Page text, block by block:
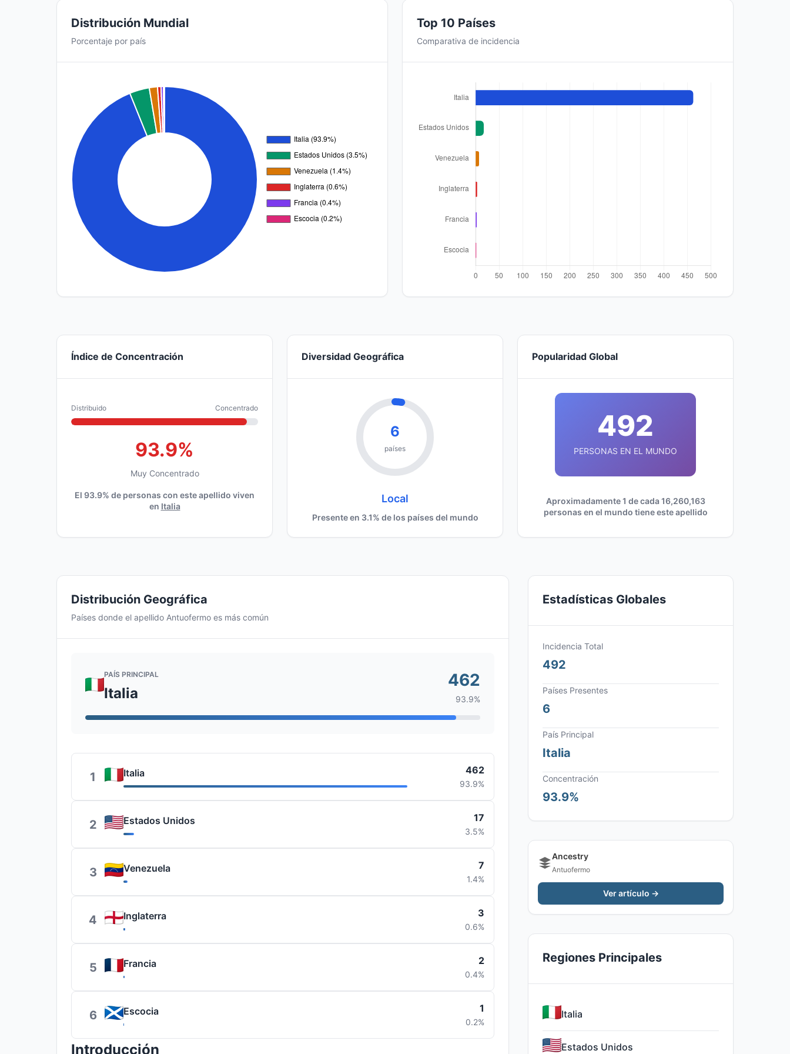
Distribución Mundial
Porcentaje por país
Top 10 Países
Comparativa de incidencia
Índice de Concentración
Distribuido Concentrado
93.9%
Muy Concentrado
El 93.9% de personas con este apellido viven
en Italia
Diversidad Geográfica
6
países
Local
Presente en 3.1% de los países del mundo
Popularidad Global
492
PERSONAS EN EL MUNDO
Aproximadamente 1 de cada 16,260,163
personas en el mundo tiene este apellido
Distribución Geográfica
Países donde el apellido Antuofermo es más común
PAÍS PRINCIPAL
Italia
462
93.9%
1 Italia 462
93.9%
2 Estados Unidos 17
3.5%
3 Venezuela 7
1.4%
4 Inglaterra 3
0.6%
5 Francia 2
0.4%
6 Escocia 1
0.2%
Introducción
Estadísticas Globales
Incidencia Total
492
Países Presentes
6
País Principal
Italia
Concentración
93.9%
Ancestry
Antuofermo
Ver artículo →
Regiones Principales
Italia
Estados Unidos